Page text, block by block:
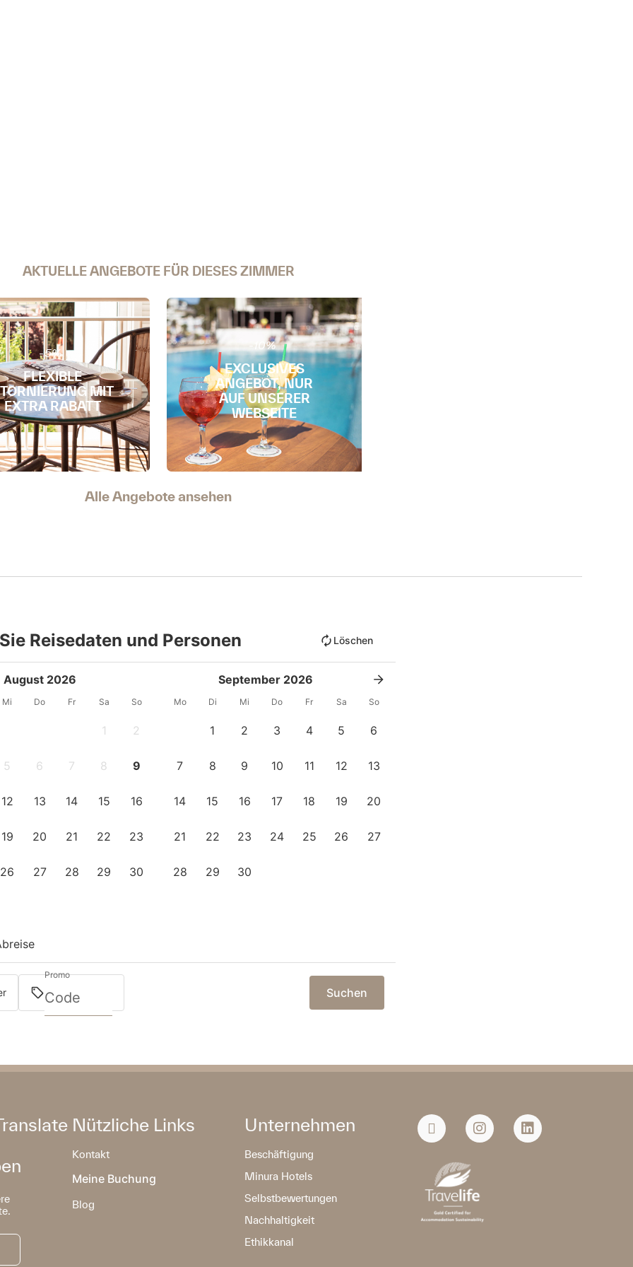
AKTUELLE ANGEBOTE FÜR DIESES ZIMMER
FLEXIBLE
MIT
EXTRA RABATT
-5%
EXCLUSIVES
ANGEBOT, NUR
AUF UNSERER
WEBSEITE
-10%
Alle Angebote ansehen
Reisedaten und Personen Löschen
August 2026
Mi Do Fr Sa So
1 2
5 6 7 8 9
12 13 14 15 16
19 20 21 22 23
26 27 28 29 30
September 2026
Mo Di Mi Do Fr Sa So
1 2 3 4 5 6
7 8 9 10 11 12 13
14 15 16 17 18 19 20
21 22 23 24 25 26 27
28 29 30
Promo
Suchen
Nützliche Links
Kontakt
Meine Buchung
Blog
Unternehmen
Beschäftigung
Minura Hotels
Selbstbewertungen
Nachhaltigkeit
Ethikkanal